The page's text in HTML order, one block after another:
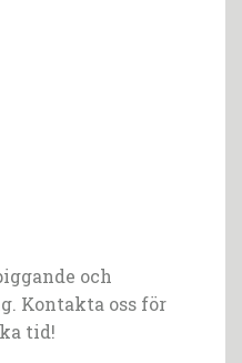
och
Kontakta oss för
tid!